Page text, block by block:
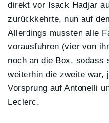
direkt vor Isack Hadjar
zurückkehrte, nun auf
Allerdings mussten alle
vorausfuhren (vier von
noch an die Box, sodass
weiterhin die zweite war,
Vorsprung auf Antonelli
Leclerc.